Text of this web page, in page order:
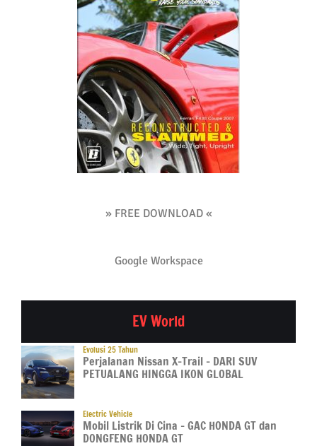
» FREE DOWNLOAD «
Google Workspace
EV World
Evolusi 25 Tahun
Perjalanan Nissan X-Trail – DARI SUV
PETUALANG HINGGA IKON GLOBAL
Electric Vehicle
Mobil Listrik Di Cina – GAC HONDA GT dan
DONGFENG HONDA GT